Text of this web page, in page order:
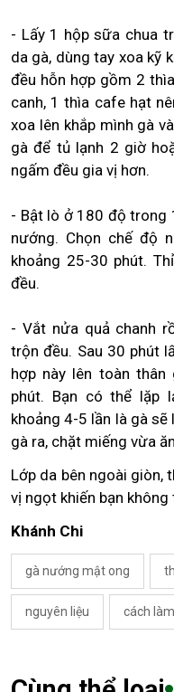
- Lấy 1 hộp sữa chua
da gà, dùng tay xoa kỹ
đều hỗn hợp gồm 2
canh, 1 thìa cafe hạt
xoa lên khắp mình gà
gà để tủ lạnh 2 giờ
ngấm đều gia vị hơn.
- Bật lò ở 180 độ trong
nướng. Chọn chế độ
khoảng 25-30 phút.
đều.
- Vắt nửa quả chanh
trộn đều. Sau 30 phút
hợp này lên toàn
phút. Bạn có thể lặp
khoảng 4-5 lần là gà sẽ
gà ra, chặt miếng vừa
Lớp da bên ngoài giòn,
vị ngọt khiến bạn
Khánh Chi
gà nướng mật ong
nguyên liệu cách làm